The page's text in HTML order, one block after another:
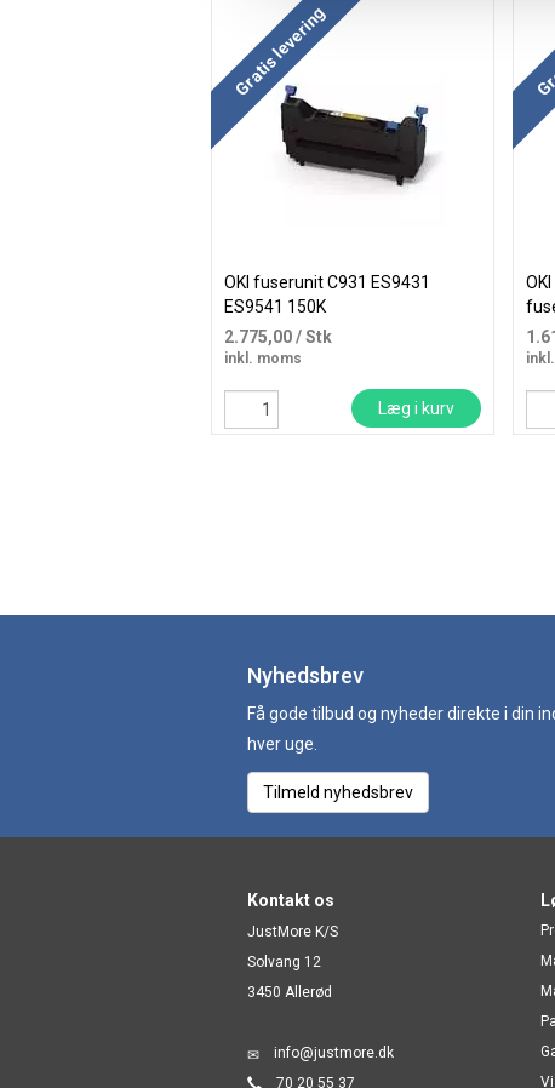
Gratis levering
OKI fuserunit C931 ES9431
ES9541 150K
2.775,00/ Stk
inkl. moms
Læg i kurv
Nyhedsbrev
Få gode tilbud og nyheder direkte i din
hver uge.
Tilmeld nyhedsbrev
Kontakt os
JustMore K/S
Solvang 12
3450 Allerød
info@justmore.dk
70 20 55 37